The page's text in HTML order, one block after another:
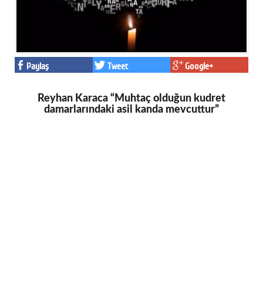
Paylaş Tweet Google+
Reyhan Karaca “Muhtaç olduğun kudret
damarlarındaki asil kanda mevcuttur”